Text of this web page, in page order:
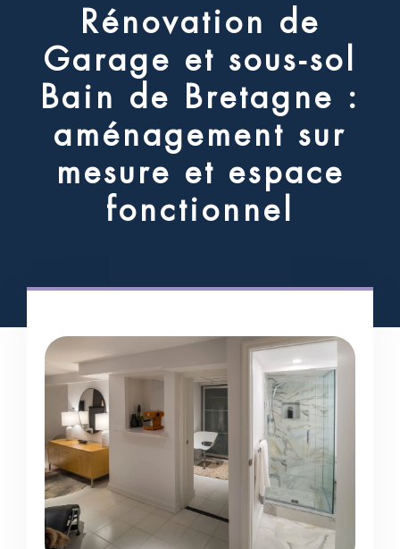
Rénovation d e
Garage et sous-so
Bain d e Bretagne :
aménagement sur
mesure et espace
fonctionne